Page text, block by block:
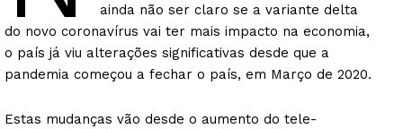
ainda não ser claro se a variante delta
do novo coronavírus vai ter mais impacto na economia,
o país já viu alterações significativas desde que a
pandemia começou a fechar o país, em Março de 2020.
Estas mudanças vão desde o aumento do tele-